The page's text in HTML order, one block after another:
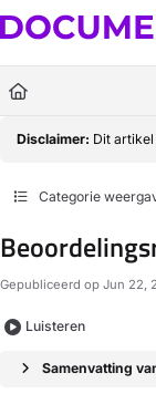
Fetch the complete
Use this file to discover
Disclaimer: Dit
Categorie
Gepubliceerd op Jun 22,
Luisteren
Samenvatting